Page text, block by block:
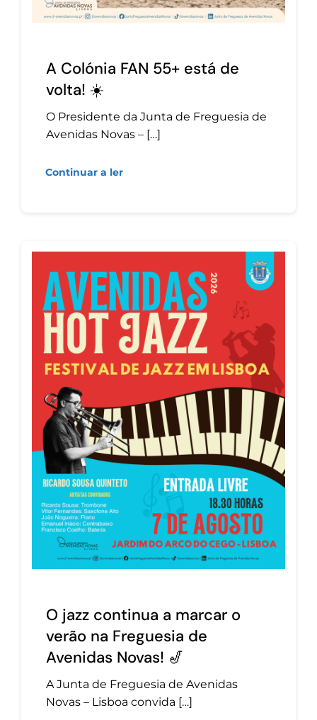
A Colónia FAN 55+ está de
volta! ☀️
O Presidente da Junta de Freguesia de
Avenidas Novas – […]
Continuar a ler
O jazz continua a marcar o
verão na Freguesia de
Avenidas Novas! 🎷
A Junta de Freguesia de Avenidas
Novas – Lisboa convida […]